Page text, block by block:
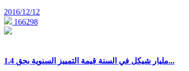
2016/12/12
166298
1.4 مليار شيكل في السنة قيمة التمييز السنوية بحق...